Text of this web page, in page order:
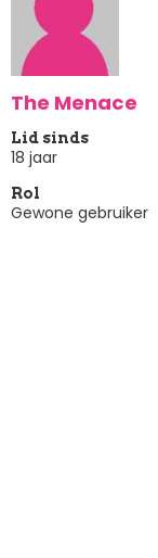
The Menace
Lid sinds
18 jaar
Rol
Gewone gebruiker